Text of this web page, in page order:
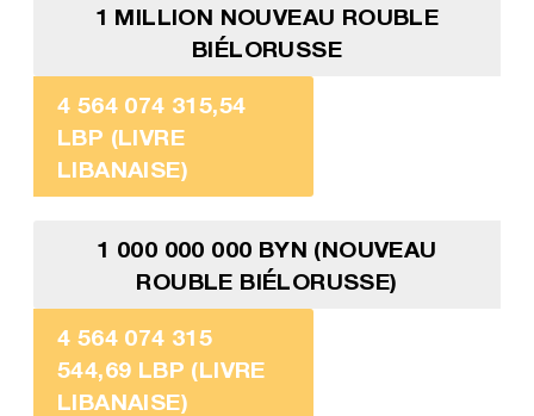
1 MILLION NOUVEAU ROUBLE
BIÉLORUSSE
4 564 074 315,54
LBP (LIVRE
LIBANAISE)
1 000 000 000 BYN (NOUVEAU
ROUBLE BIÉLORUSSE)
4 564 074 315
544,69 LBP (LIVRE
LIBANAISE)